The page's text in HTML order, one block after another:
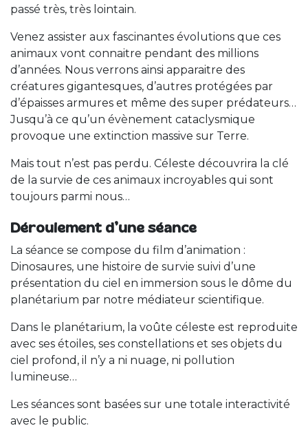
passé très, très lointain.
Venez assister aux fascinantes évolutions que ces
animaux vont connaitre pendant des millions
d’années. Nous verrons ainsi apparaitre des
créatures gigantesques, d’autres protégées par
d’épaisses armures et même des super prédateurs…
Jusqu’à ce qu’un évènement cataclysmique
provoque une extinction massive sur Terre.
Mais tout n’est pas perdu. Céleste découvrira la clé
de la survie de ces animaux incroyables qui sont
toujours parmi nous…
Déroulement d’une séance
La séance se compose du film d’animation :
Dinosaures, une histoire de survie suivi d’une
présentation du ciel en immersion sous le dôme du
planétarium par notre médiateur scientifique.
Dans le planétarium, la voûte céleste est reproduite
avec ses étoiles, ses constellations et ses objets du
ciel profond, il n’y a ni nuage, ni pollution
lumineuse…
Les séances sont basées sur une totale interactivité
avec le public.